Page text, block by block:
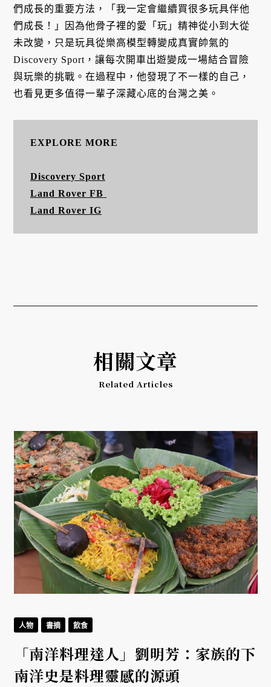
們成長的重要方法，「我一定會繼續買很多玩具伴他
們成長！」因為他骨子裡的愛「玩」精神從小到大從
未改變，只是玩具從樂高模型轉變成真實帥氣的
Discovery Sport，讓每次開車出遊變成一場結合冒險
與玩樂的挑戰。在過程中，他發現了不一樣的自己，
也看見更多值得一輩子深藏心底的台灣之美。
EXPLORE MORE
Discovery Sport
Land Rover FB
Land Rover IG
相關文章
Related Articles
人物 書摘 飲食
「南洋料理達人」劉明芳：家族的下
南洋史是料理靈感的源頭